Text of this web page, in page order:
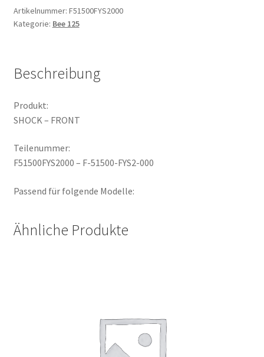
Artikelnummer: F51500FYS2000
Kategorie: Bee 125
Beschreibung
Produkt:
SHOCK – FRONT
Teilenummer:
F51500FYS2000 – F-51500-FYS2-000
Passend für folgende Modelle:
Ähnliche Produkte